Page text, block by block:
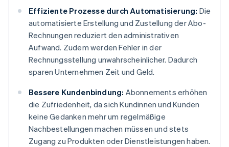
Effiziente Prozesse durch Automatisierung: Die
automatisierte Erstellung und Zustellung der Abo-
Rechnungen reduziert den administrativen
Aufwand. Zudem werden Fehler in der
Rechnungsstellung unwahrscheinlicher. Dadurch
sparen Unternehmen Zeit und Geld.
Bessere Kundenbindung: Abonnements erhöhen
die Zufriedenheit, da sich Kundinnen und Kunden
keine Gedanken mehr um regelmäßige
Nachbestellungen machen müssen und stets
Zugang zu Produkten oder Dienstleistungen haben.